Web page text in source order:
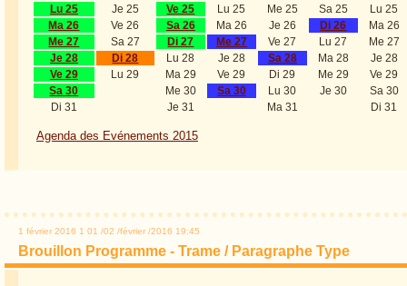
Lu 25
Je 25 Ve 25 Lu 25 Me 25 Sa 25
Lu 25
Ma 26
Ve 26 Sa 26 Ma 26 Je 26 Di 26
Ma 26
Me 27
Sa 27 Di 27 Me 27 Ve 27 Lu 27
Me 27
Je 28
Di 28 Lu 28 Je 28 Sa 28 Ma 28
Je 28
Ve 29
Lu 29 Ma 29 Ve 29 Di 29 Me 29
Ve 29
Sa 30
Me 30 Sa 30 Lu 30 Je 30
Sa 30
Di 31
Je 31 Ma 31 Di 31
Agenda des Evénements 2015
1 février 2016 1 01 /02 /février /2016 19:45
Brouillon Programme - Trame / Paragraphe Type